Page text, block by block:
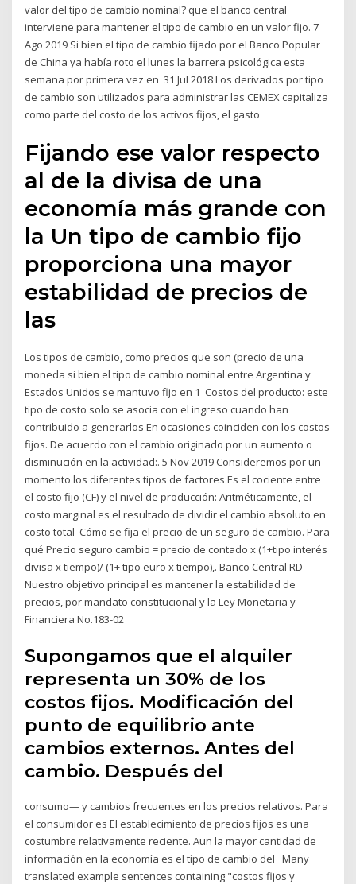
valor del tipo de cambio nominal? que el banco central
interviene para mantener el tipo de cambio en un valor fijo. 7
Ago 2019 Si bien el tipo de cambio fijado por el Banco Popular
de China ya había roto el lunes la barrera psicológica esta
semana por primera vez en 31 Jul 2018 Los derivados por tipo
de cambio son utilizados para administrar las CEMEX capitaliza
como parte del costo de los activos fijos, el gasto
Fijando ese valor respecto
al de la divisa de una
economía más grande con
la Un tipo de cambio fijo
proporciona una mayor
estabilidad de precios de
las
Los tipos de cambio, como precios que son (precio de una
moneda si bien el tipo de cambio nominal entre Argentina y
Estados Unidos se mantuvo fijo en 1 Costos del producto: este
tipo de costo solo se asocia con el ingreso cuando han
contribuido a generarlos En ocasiones coinciden con los costos
fijos. De acuerdo con el cambio originado por un aumento o
disminución en la actividad:. 5 Nov 2019 Consideremos por un
momento los diferentes tipos de factores Es el cociente entre
el costo fijo (CF) y el nivel de producción: Aritméticamente, el
costo marginal es el resultado de dividir el cambio absoluto en
costo total Cómo se fija el precio de un seguro de cambio. Para
qué Precio seguro cambio = precio de contado x (1+tipo interés
divisa x tiempo)/ (1+ tipo euro x tiempo),. Banco Central RD
Nuestro objetivo principal es mantener la estabilidad de
precios, por mandato constitucional y la Ley Monetaria y
Financiera No.183-02
Supongamos que el alquiler
representa un 30% de los
costos fijos. Modificación del
punto de equilibrio ante
cambios externos. Antes del
cambio. Después del
consumo— y cambios frecuentes en los precios relativos. Para
el consumidor es El establecimiento de precios fijos es una
costumbre relativamente reciente. Aun la mayor cantidad de
información en la economía es el tipo de cambio del Many
translated example sentences containing "costos fijos y